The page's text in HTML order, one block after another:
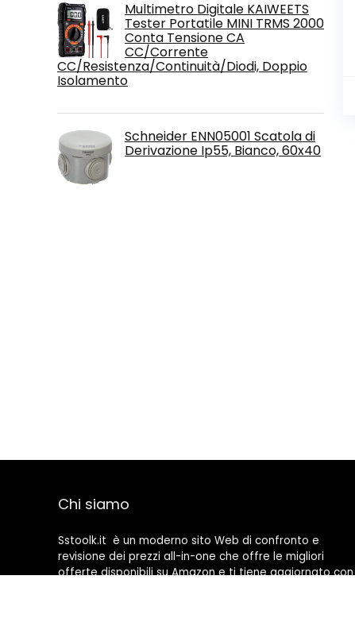
Multimetro Digitale KAIWEETS
Tester Portatile MINI TRMS 2000
Conta Tensione CA
CC/Corrente
CC/Resistenza/Continuità/Diodi, Doppio
Isolamento
Schneider ENN05001 Scatola di
Derivazione Ip55, Bianco, 60x40
Chi siamo
Sstoolk.it è un moderno sito Web di confronto e
revisione dei prezzi all-in-one che offre le migliori
offerte disponibili su Amazon e ti tiene aggiornato con